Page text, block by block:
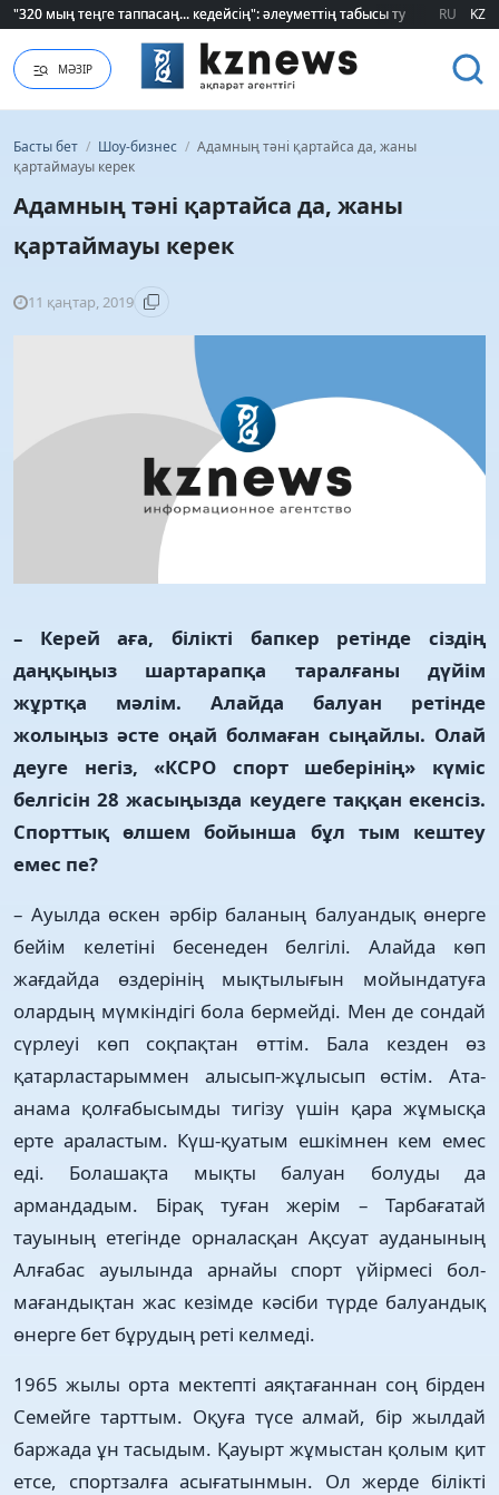
Қайрат Боранбаев лауазымды қызметке тағайындалды
Қайрат Боранбаев лауазымды қызметке тағайындалды RU KZ
МӘЗІР
Басты бет / Шоу-бизнес / Адамның тәні қартайса да, жаны
қартаймауы керек
Адамның тәні қартайса да, жаны
қартаймауы керек
11 қаңтар, 2019
– Керей аға, білікті бапкер ретінде сіздің
даңқыңыз шар­­­тарапқа таралғаны дүйім
жұртқа мәлім. Алайда балуан ретінде
жолыңыз әсте оңай болмаған сыңайлы. Олай
деуге негіз, «КСРО спорт шеберінің» күміс
белгісін 28 жасыңызда кеу­деге таққан екенсіз.
Спорт­тық өлшем бойынша бұл тым кештеу
емес пе?
– Ауылда өскен әрбір баланың балуандық өнерге
бейім келетіні бесенеден белгілі. Алайда көп
жағдайда өздерінің мықтылығын мойындатуға
олардың мүмкіндігі бола бермейді. Мен де сондай
сүрлеуі көп соқпақтан өттім. Ба­ла кезден өз
қатарластарыммен алысып-жұлысып өстім. Ата-
анама қолғабысымды тигізу үшін қара жұмысқа
ерте аралас­тым. Күш-қуатым ешкімнен кем емес
еді. Болашақта мықты балуан болуды да
армандадым. Бірақ туған жерім – Тарбағатай
тауының етегінде орналасқан Ақсуат ауданының
Алғабас ауы­лын­да арнайы спорт үйірмесі бол­
мағандықтан жас кезімде кәсіби түрде балуандық
өнерге бет бұрудың реті келмеді.
1965 жылы орта мектепті аяқтағаннан соң бірден
Семейге тарт­тым. Оқуға түсе алмай,­ бір жылдай
баржада ұн тасы­дым. Қауырт жұмыстан қо­лым қит
етсе, спортзалға асыға­тын­­­­мын. Ол жерде білікті